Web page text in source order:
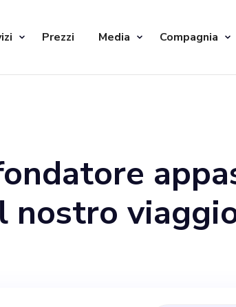
Prezzi Media Compagnia
nostro